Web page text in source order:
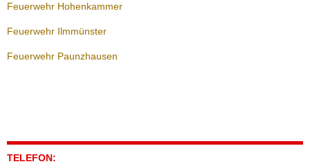
Feuerwehr Hohenkammer
Feuerwehr Ilmmünster
Feuerwehr Paunzhausen
TELEFON: